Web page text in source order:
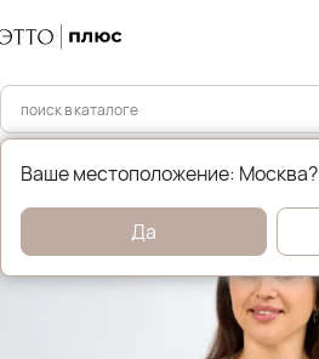
Главная Рубашки и блузы
Ваше местоположение: Москва?
Да